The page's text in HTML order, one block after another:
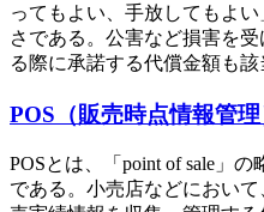
ってもよい、手放してもよ
さである。公害など損害を
る際に承諾する代償金額も
POS（販売時点情報管理
POSとは、「point of sale」
である。小売店などにおい